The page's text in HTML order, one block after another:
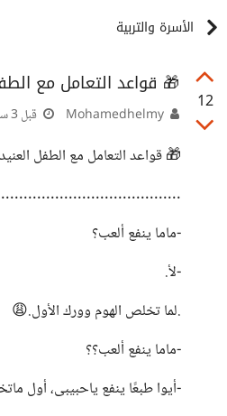
الأسرة والتربية
12
🎁 قواعد التعامل مع
قبل 3 سنوات
🎁 قواعد التعامل مع الطفل
-ماما ينفع ألعب؟
-لأ.
.لما تخلص الهوم وورك الأول.😩
-ماما ينفع ألعب؟؟
-أيوا طبعًا ينفع ياحبيبى، أول